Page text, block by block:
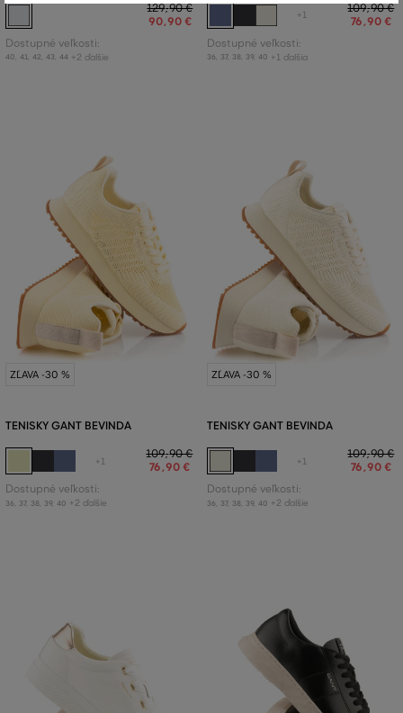
129,90 €
90,90 €
Dostupné veľkosti:
40 41, 42 43 44 +2 ďalšie
+1
109,90 €
76,90 €
Dostupné veľkosti:
36 37, 38 39, 40 +1 ďalšia
ZĽAVA -30 %
TENISKY GANT BEVINDA
+1
109,90 €
76,90 €
Dostupné veľkosti:
36 37, 38 39, 40 +2 ďalšie
ZĽAVA -30 %
TENISKY GANT BEVINDA
+1
109,90 €
76,90 €
Dostupné veľkosti:
36 37, 38 39, 40 +2 ďalšie